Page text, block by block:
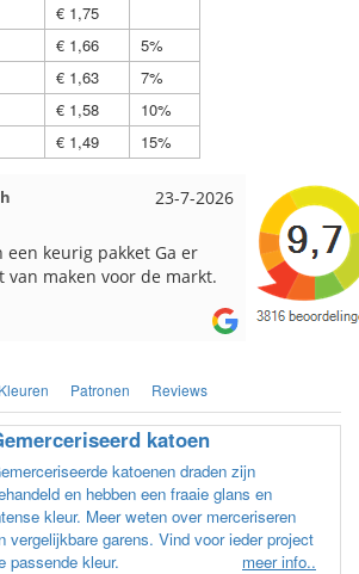
€ 1,75
€ 1,66
5%
€ 1,63
7%
€ 1,58
10%
€ 1,49 15%
17-7-2026
breigaren en
altijd heel tevreden over
Loes uit
Snelle
Kleuren Patronen Reviews
katoen
katoenen draden zijn
en hebben een fraaie glans en
kleur. Meer weten over merceriseren
vergelijkbare garens. Vind voor ieder project
passende kleur.
meer info..